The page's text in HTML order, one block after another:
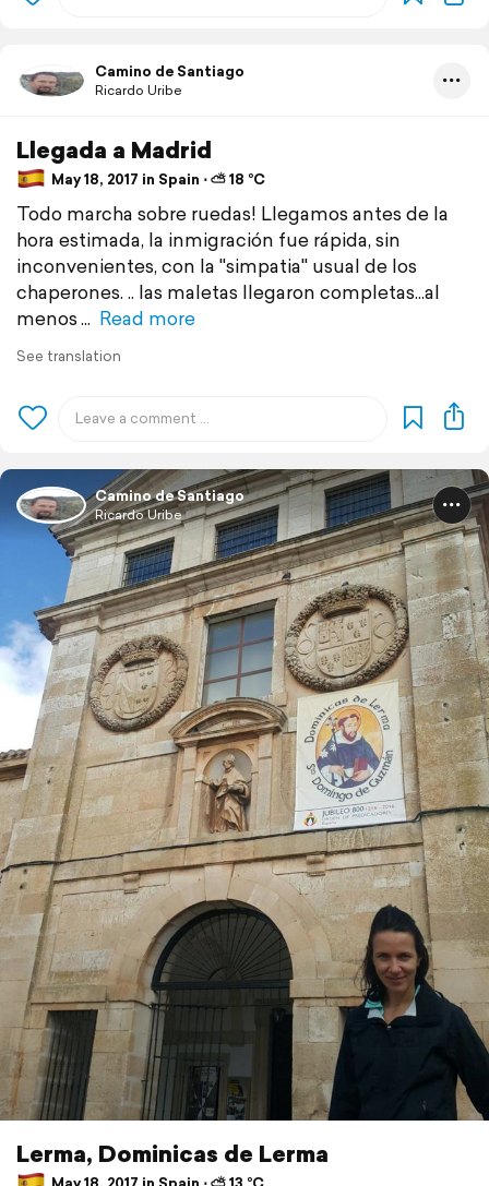
Camino de Santiago
Ricardo Uribe
Llegada a Madrid
May 18, 2017 in Spain ⋅ ⛅ 18 °C
Todo marcha sobre ruedas! Llegamos antes de la
hora estimada, la inmigración fue rápida, sin
inconvenientes, con la "simpatia" usual de los
chaperones. .. las maletas llegaron completas...al
menos
Read more
See translation
Camino de Santiago
Ricardo Uribe
Lerma, Dominicas de Lerma